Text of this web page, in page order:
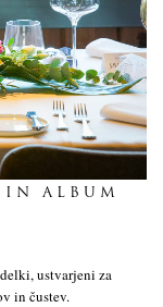
IN ALBUM
ustvarjeni za
in čustev.